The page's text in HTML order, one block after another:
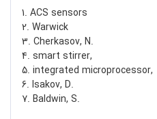
1. ACS sensors
2. Warwick
3. Cherkasov, N.
4. smart stirrer,
5. integrated microprocessor,
6. Isakov, D.
7. Baldwin, S.